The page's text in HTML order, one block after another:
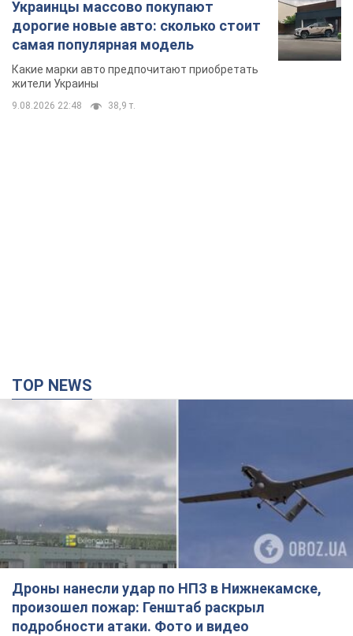
Украинцы массово покупают
дорогие новые авто: сколько стоит
самая популярная модель
Какие марки авто предпочитают приобретать
жители Украины
9.08.2026 22:48 38,9 т.
TOP NEWS
Дроны нанесли удар по НПЗ в Нижнекамске,
произошел пожар: Генштаб раскрыл
подробности атаки. Фото и видео